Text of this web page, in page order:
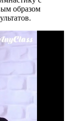
образом